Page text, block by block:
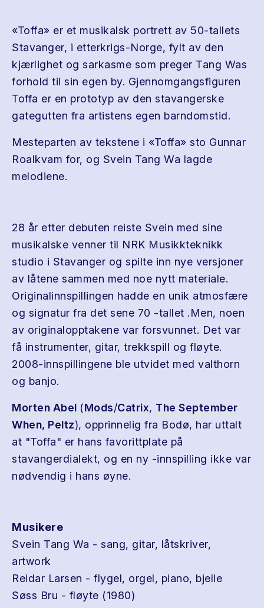
«Toffa» er et musikalsk portrett av 50-tallets
Stavanger, i etterkrigs-Norge, fylt av den
kjærlighet og sarkasme som preger Tang Was
forhold til sin egen by. Gjennomgangsfiguren
Toffa er en prototyp av den stavangerske
gategutten fra artistens egen barndomstid.
Mesteparten av tekstene i «Toffa» sto Gunnar
Roalkvam for, og Svein Tang Wa lagde
melodiene.
28 år etter debuten reiste Svein med sine
musikalske venner til NRK Musikkteknikk
studio i Stavanger og spilte inn nye versjoner
av låtene sammen med noe nytt materiale.
Originalinnspillingen hadde en unik atmosfære
og signatur fra det sene 70 -tallet .Men, noen
av originalopptakene var forsvunnet. Det var
få instrumenter, gitar, trekkspill og fløyte.
2008-innspillingene ble utvidet med valthorn
og banjo.
Morten Abel (Mods/Catrix, The September
When, Peltz), opprinnelig fra Bodø, har uttalt
at "Toffa" er hans favorittplate på
stavangerdialekt, og en ny -innspilling ikke var
nødvendig i hans øyne.
Musikere
Svein Tang Wa - sang, gitar, låtskriver,
artwork
Reidar Larsen - flygel, orgel, piano, bjelle
Søss Bru - fløyte (1980)